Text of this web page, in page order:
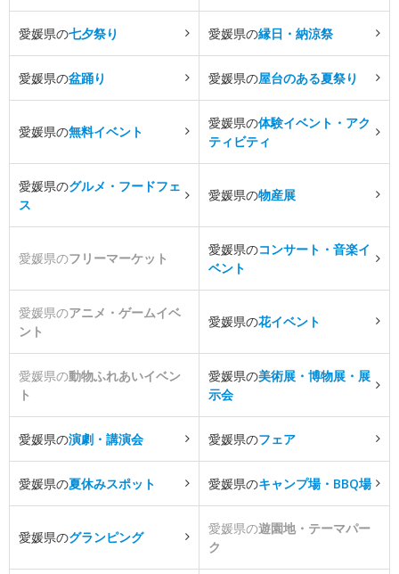
愛媛県の七夕祭り 愛媛県の縁日・納涼祭
愛媛県の盆踊り 愛媛県の屋台のある夏祭り
愛媛県の無料イベント
愛媛県の体験イベント・アク
ティビティ
愛媛県のグルメ・フードフェ
ス
愛媛県の物産展
愛媛県のフリーマーケット
愛媛県のコンサート・音楽イ
ベント
愛媛県のアニメ・ゲームイベ
ント
愛媛県の花イベント
愛媛県の動物ふれあいイベン
ト
愛媛県の美術展・博物展・展
示会
愛媛県の演劇・講演会 愛媛県のフェア
愛媛県の夏休みスポット 愛媛県のキャンプ場・BBQ場
愛媛県のグランピング
愛媛県の遊園地・テーマパー
ク